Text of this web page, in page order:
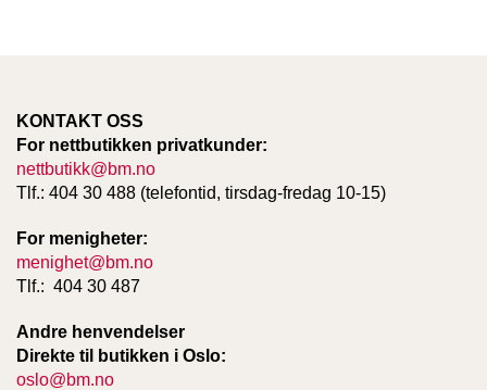
KONTAKT OSS
For nettbutikken privatkunder:
nettbutikk@bm.no
Tlf.: 404 30 488 (telefontid, tirsdag-fredag 10-15)
For menigheter:
menighet@bm.no
Tlf.: 404 30 487
Andre henvendelser
Direkte til butikken i Oslo:
oslo@bm.no